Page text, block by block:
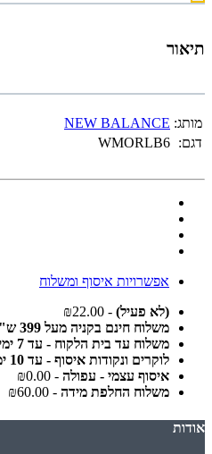
תיאור
מותג: NEW BALANCE
דגם: WMORLB6
אפשרויות איסוף ומשלוח
(לא פעיל) - ₪22.00
משלוח חינם בקניה מעל 399 ש"ח
משלוח עד בית הלקוח - עד 7 ימי עסקים
לוקרים ונקודות איסוף - עד 10 ימי עסקים
איסוף עצמי - עפולה - ₪0.00
משלוח החלפת מידה - ₪60.00
אודות